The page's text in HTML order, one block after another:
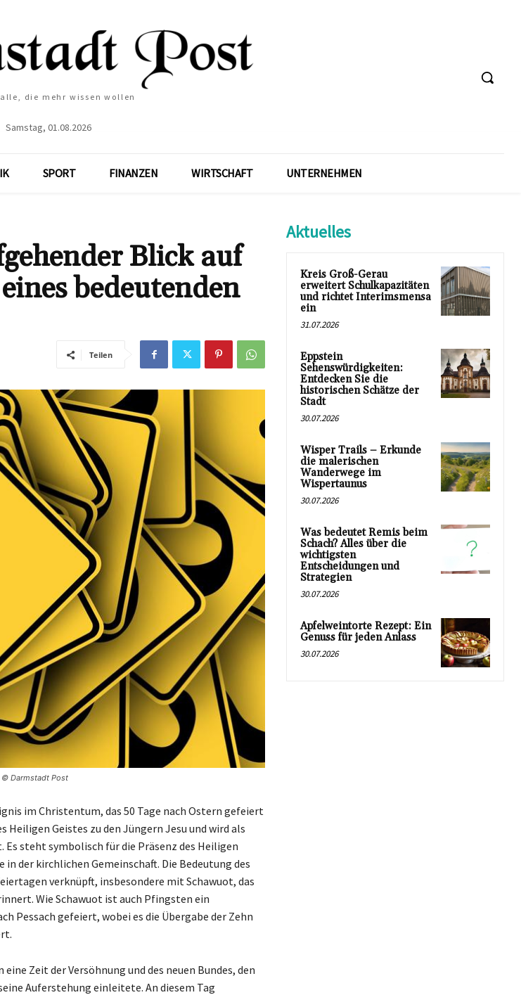
die mehr wissen wollen
Samstag, 01.08.2026
SPORT FINANZEN WIRTSCHAFT UNTERNEHMEN
Blick auf
bedeutenden
Teilen
© Darmstadt Post
im Christentum, das 50 Tage nach Ostern gefeiert
Heiligen Geistes zu den Jüngern Jesu und wird als
steht symbolisch für die Präsenz des Heiligen
in der kirchlichen Gemeinschaft. Die Bedeutung des
verknüpft, insbesondere mit Schawuot, das
Wie Schawuot ist auch Pfingsten ein
Pessach gefeiert, wobei es die Übergabe der Zehn
Zeit der Versöhnung und des neuen Bundes, den
Auferstehung einleitete. An diesem Tag
Aktuelles
Kreis Groß-Gerau
erweitert Schulkapazitäten
und richtet Interimsmensa
ein
31.07.2026
Eppstein
Sehenswürdigkeiten:
Entdecken Sie die
historischen Schätze der
Stadt
30.07.2026
Wisper Trails – Erkunde
die malerischen
Wanderwege im
Wispertaunus
30.07.2026
Was bedeutet Remis beim
Schach? Alles über die
wichtigsten
Entscheidungen und
Strategien
30.07.2026
Apfelweintorte Rezept: Ein
Genuss für jeden Anlass
30.07.2026